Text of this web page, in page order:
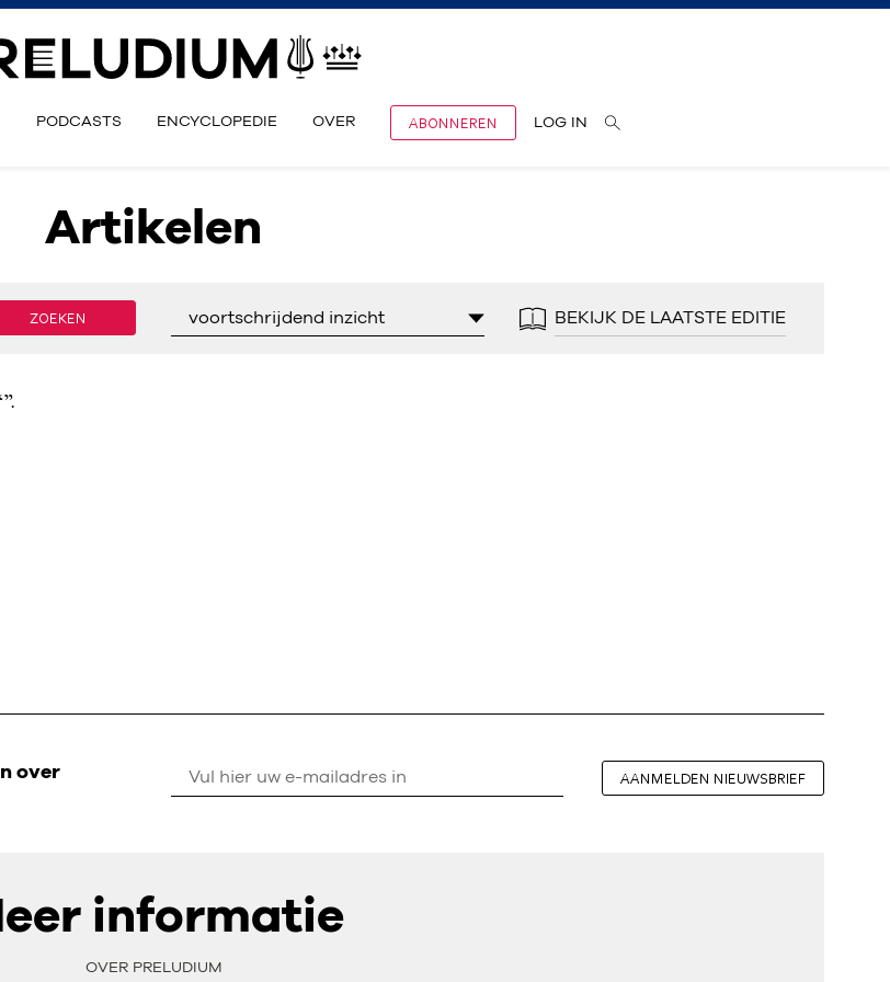
PODCASTS ENCYCLOPEDIE OVER ABONNEREN LOG IN
Artikelen
ZOEKEN voortschrijdend inzicht BEKIJK DE LAATSTE EDITIE
over
AANMELDEN NIEUWSBRIEF
informatie
OVER PRELUDIUM